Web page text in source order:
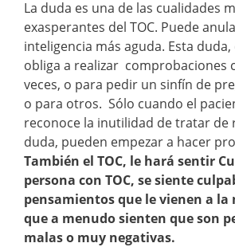
La duda es una de las cualidades
exasperantes del TOC. Puede
inteligencia más aguda. Esta
obliga a realizar comprobaciones
veces, o para pedir un sinfín de
o para otros. Sólo cuando el
reconoce la inutilidad de tratar de
duda, pueden empezar a hacer
También el TOC, le hará sentir
persona con TOC, se siente
pensamientos que le vienen a la
que a menudo sienten que son
malas o muy negativas.